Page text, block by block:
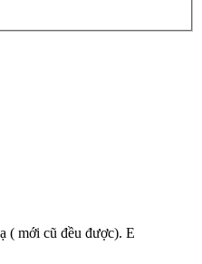
( mới cũ đều được). E